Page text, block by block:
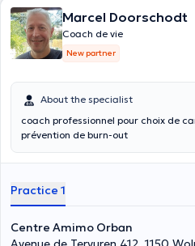
Marcel Doorschodt
Coach de vie
New partner
About the specialist
coach professionnel pour choix de carrière, job, stress,
prévention de burn-out
Practice 1
Centre Amimo Orban